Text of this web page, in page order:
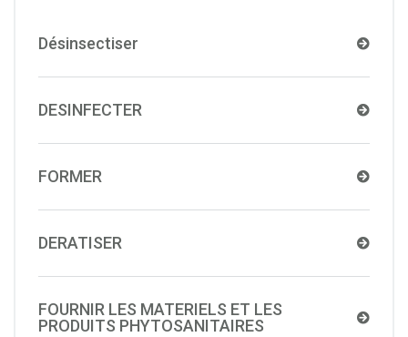
Désinsectiser
DESINFECTER
FORMER
DERATISER
FOURNIR LES MATERIELS ET LES
PRODUITS PHYTOSANITAIRES